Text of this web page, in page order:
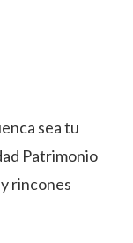
sea tu
Patrimonio
rincones